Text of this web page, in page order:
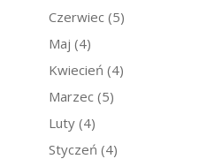
Czerwiec (5)
Maj (4)
Kwiecień (4)
Marzec (5)
Luty (4)
Styczeń (4)